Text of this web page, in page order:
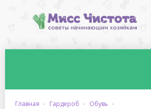
главная · гардероб · обувь ·